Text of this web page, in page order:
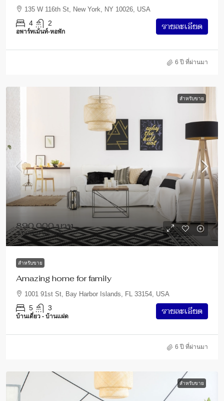
135 W 116th St, New York, NY 10026, USA
4 2
อพาร์ทเม้นท์-หอพัก
รายละเอียด
6 ปี ที่ผ่านมา
สำหรับขาย
890,000 บาท
3,690 บาท/sq ft
สำหรับขาย
Amazing home for family
1001 91st St, Bay Harbor Islands, FL 33154, USA
5 3
บ้านเดี่ยว - บ้านแฝด
รายละเอียด
6 ปี ที่ผ่านมา
สำหรับขาย